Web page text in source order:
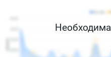
Необходима